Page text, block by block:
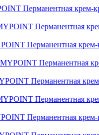
Перманентная крем-
Перманентная крем-
Перманентная
Перманентная крем-